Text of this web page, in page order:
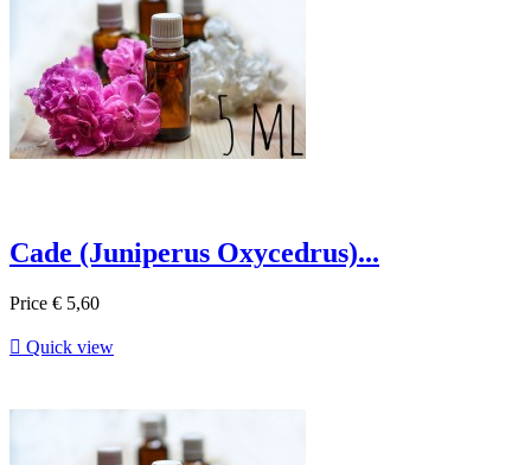
Cade (Juniperus Oxycedrus)...
Price € 5,60
 Quick view